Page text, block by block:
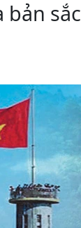
bản sắc